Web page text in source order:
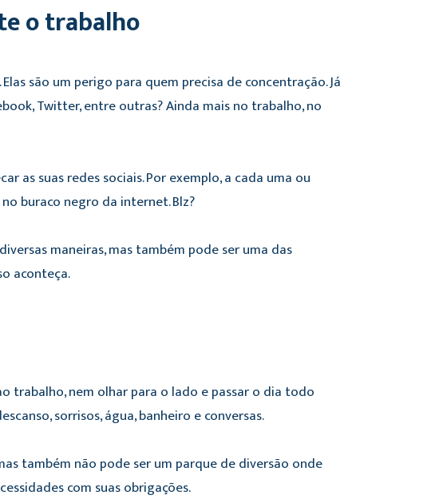
o trabalho
são um perigo para quem precisa de concentração. Já
Twitter, entre outras? Ainda mais no trabalho, no
as suas redes sociais. Por exemplo, a cada uma ou
buraco negro da internet. Blz?
maneiras, mas também pode ser uma das
aconteça.
trabalho, nem olhar para o lado e passar o dia todo
sorrisos, água, banheiro e conversas.
também não pode ser um parque de diversão onde
com suas obrigações.